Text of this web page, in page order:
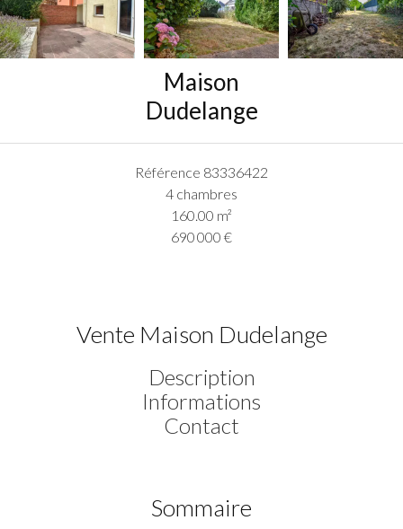
Maison
Dudelange
Référence 83336422
4 chambres
160.00 m²
690 000 €
Vente Maison Dudelange
Description
Informations
Contact
Sommaire